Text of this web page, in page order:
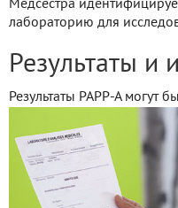
Медсестра
лабораторию для
Результаты и
Результаты РАРР-А могут